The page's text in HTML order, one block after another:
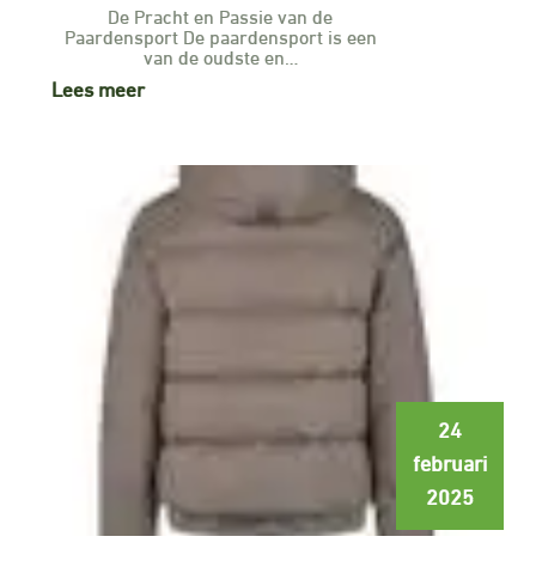
De Pracht en Passie van de
Paardensport De paardensport is een
van de oudste en…
Lees meer
24
februari
2025